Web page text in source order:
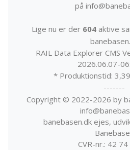
på
Lige nu er der 604aktive
RAIL Data Explorer CMS
2026.06.07-
* Produktionstid:
-------
Copyright © 2022-2026 by
banebasen.dk ejes,
CVR-nr.: 42